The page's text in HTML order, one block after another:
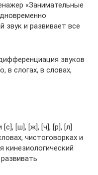
«Занимательные
звук и развивает все
звуков
в слогах, в словах,
[ш], [ж], [ч], [р], [л]
чистоговорках и
кинезиологический